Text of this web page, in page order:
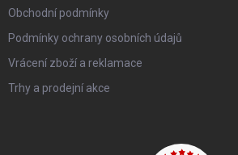
Obchodní podmínky
Podmínky ochrany osobních údajů
Vrácení zboží a reklamace
Trhy a prodejní akce